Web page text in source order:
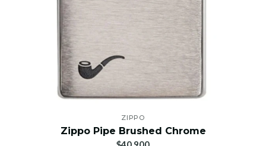
ZIPPO
Zippo Pipe Brushed Chrome